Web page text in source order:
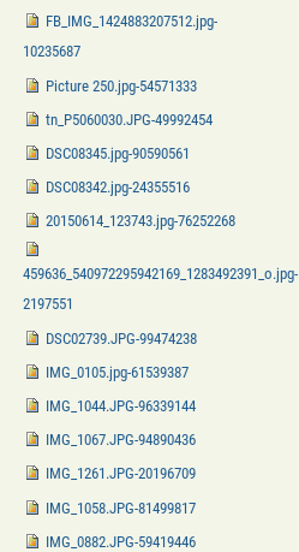
FB_IMG_1424883207512.jpg-
10235687
Picture 250.jpg-54571333
tn_P5060030.JPG-49992454
DSC08345.jpg-90590561
DSC08342.jpg-24355516
20150614_123743.jpg-76252268
459636_540972295942169_1283492391_o.jpg-
2197551
DSC02739.JPG-99474238
IMG_0105.jpg-61539387
IMG_1044.JPG-96339144
IMG_1067.JPG-94890436
IMG_1261.JPG-20196709
IMG_1058.JPG-81499817
IMG_0882.JPG-59419446